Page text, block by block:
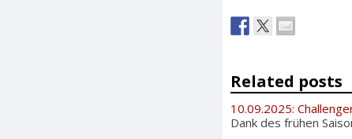
Related posts
10.09.2025:
Dank des frühen